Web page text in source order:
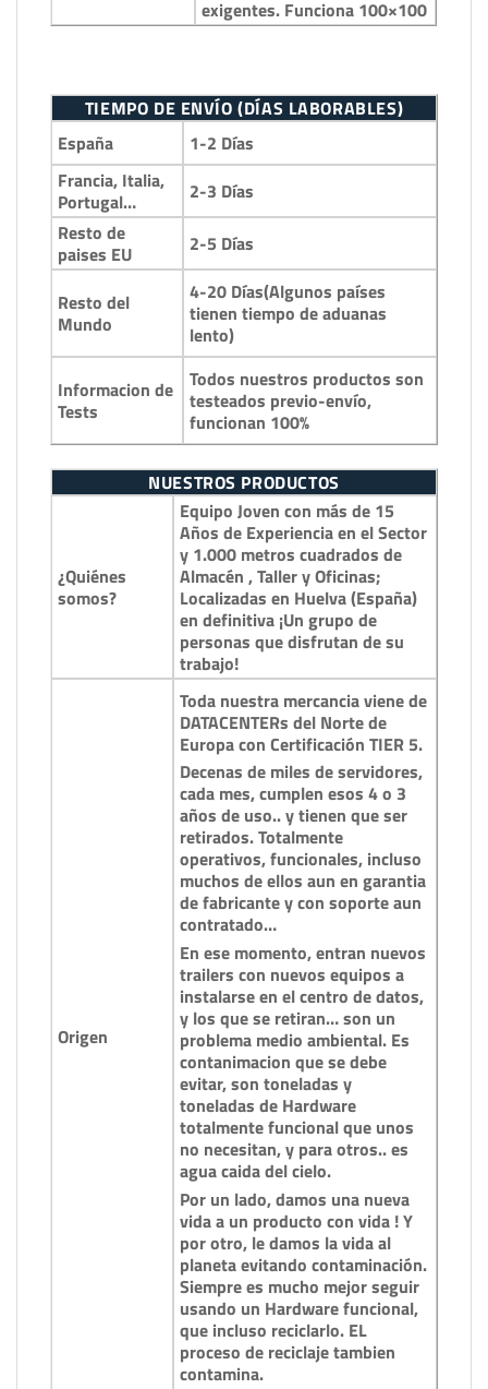
exigentes. Funciona 100×100
TIEMPO DE ENVÍO (DÍAS LABORABLES)
España
1-2 Días
Francia, Italia,
Portugal…
2-3 Días
Resto de
paises EU
2-5 Días
Resto del
Mundo
4-20 Días(Algunos países
tienen tiempo de aduanas
lento)
Informacion de
Tests
Todos nuestros productos son
testeados previo-envío,
funcionan 100%
NUESTROS PRODUCTOS
¿Quiénes
somos?
Equipo Joven con más de 15
Años de Experiencia en el Sector
y 1.000 metros cuadrados de
Almacén , Taller y Oficinas;
Localizadas en Huelva (España)
en definitiva ¡Un grupo de
personas que disfrutan de su
trabajo!
Origen
Toda nuestra mercancia viene de
DATACENTERs del Norte de
Europa con Certificación TIER 5.
Decenas de miles de servidores,
cada mes, cumplen esos 4 o 3
años de uso.. y tienen que ser
retirados. Totalmente
operativos, funcionales, incluso
muchos de ellos aun en garantia
de fabricante y con soporte aun
contratado…
En ese momento, entran nuevos
trailers con nuevos equipos a
instalarse en el centro de datos,
y los que se retiran… son un
problema medio ambiental. Es
contanimacion que se debe
evitar, son toneladas y
toneladas de Hardware
totalmente funcional que unos
no necesitan, y para otros.. es
agua caida del cielo.
Por un lado, damos una nueva
vida a un producto con vida ! Y
por otro, le damos la vida al
planeta evitando contaminación.
Siempre es mucho mejor seguir
usando un Hardware funcional,
que incluso reciclarlo. EL
proceso de reciclaje tambien
contamina.